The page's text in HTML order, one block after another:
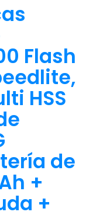
Flash
HSS
de
+
+